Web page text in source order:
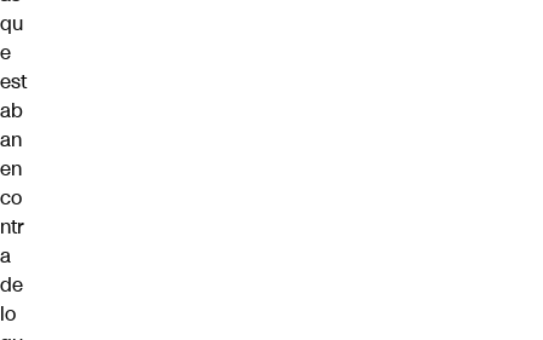
qu
e
est
ab
an
en
co
ntr
a
de
lo